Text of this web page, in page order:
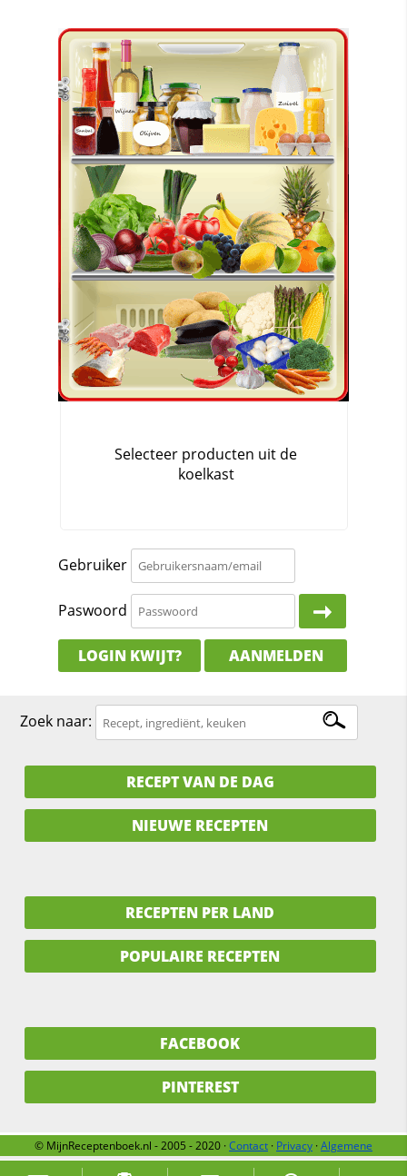
Gebruiker
Paswoord
LOGIN KWIJT? AANMELDEN
Zoek naar:
RECEPT VAN DE DAG
NIEUWE RECEPTEN
RECEPTEN PER LAND
POPULAIRE RECEPTEN
FACEBOOK
PINTEREST
© MijnReceptenboek.nl - 2005 - 2020 ·Contact · Privacy ·Algemene
voorwaarden
Over ons